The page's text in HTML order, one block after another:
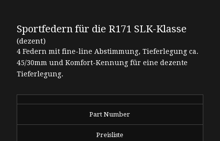
Sportfedern für die R171 SLK-Klasse
(dezent)
4 Federn mit fine-line Abstimmung, Tieferlegung ca.
45/30mm und Komfort-Kennung für eine dezente
Tieferlegung.
Part Number
Preisliste